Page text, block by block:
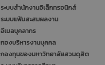
ระบบสำนักงานอิเล็กทรอนิกส์
ระบบแฟ้มสะสมผลงาน
อีเมลบุคลากร
กองบริหารงานบุคคล
กองทุนของมหาวิทยาลัยสวนดุสิต